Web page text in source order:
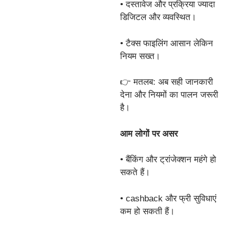
• दस्तावेज और प्रक्रिया ज्यादा
डिजिटल और व्यवस्थित।
• टैक्स फाइलिंग आसान लेकिन
नियम सख्त।
👉 मतलब: अब सही जानकारी
देना और नियमों का पालन जरूरी
है।
आम लोगों पर असर
• बैंकिंग और ट्रांजेक्शन महंगे हो
सकते हैं।
• cashback और फ्री सुविधाएं
कम हो सकती हैं।